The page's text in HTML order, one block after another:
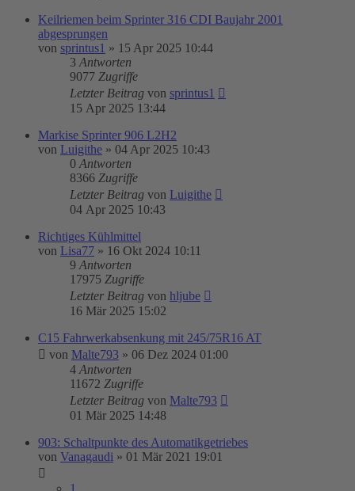
Keilriemen beim Sprinter 316 CDI Baujahr 2001
abgesprungen
von sprintus1 » 15 Apr 2025 10:44
3 Antworten
9077 Zugriffe
Letzter Beitrag von sprintus1
15 Apr 2025 13:44
Markise Sprinter 906 L2H2
von Luigithe » 04 Apr 2025 10:43
0 Antworten
8366 Zugriffe
Letzter Beitrag von Luigithe
04 Apr 2025 10:43
Richtiges Kühlmittel
von Lisa77 » 16 Okt 2024 10:11
9 Antworten
17975 Zugriffe
Letzter Beitrag von hljube
16 Mär 2025 15:02
C15 Fahrwerkabsenkung mit 245/75R16 AT
von Malte793 » 06 Dez 2024 01:00
4 Antworten
11672 Zugriffe
Letzter Beitrag von Malte793
01 Mär 2025 14:48
903: Schaltpunkte des Automatikgetriebes
von Vanagaudi » 01 Mär 2021 19:01
1